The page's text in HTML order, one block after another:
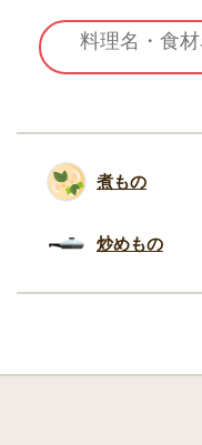
煮もの
炒めもの